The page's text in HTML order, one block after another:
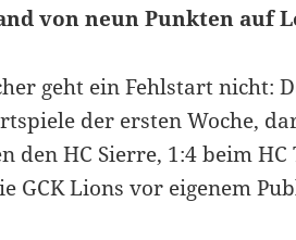
von neun Punkten auf
geht ein Fehlstart nicht:
der ersten Woche,
den HC Sierre, 1:4 beim
GCK Lions vor eigenem